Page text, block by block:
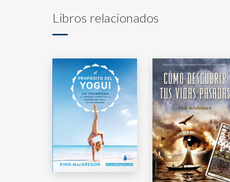
Libros relacionados